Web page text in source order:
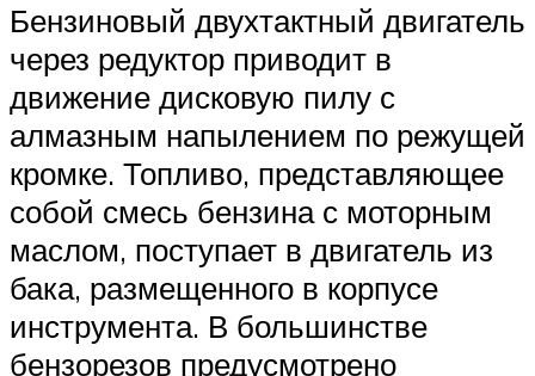
Бензиновый двухтактный двигатель
через редуктор приводит в
движение дисковую пилу с
алмазным напылением по режущей
кромке. Топливо, представляющее
собой смесь бензина с моторным
маслом, поступает в двигатель из
бака, размещенного в корпусе
инструмента. В большинстве
бензорезов предусмотрено